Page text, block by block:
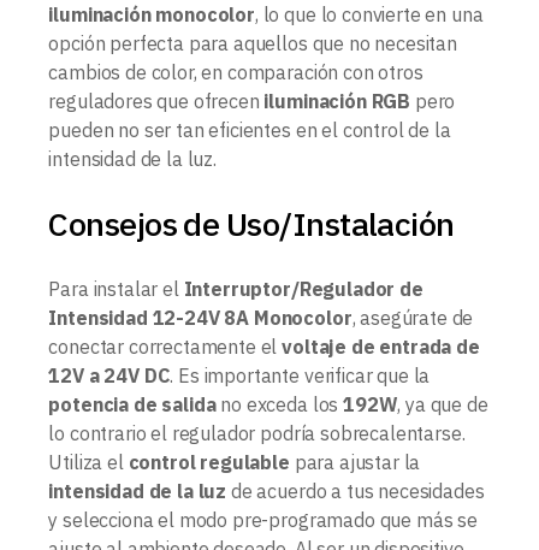
iluminación monocolor, lo que lo convierte en una
opción perfecta para aquellos que no necesitan
cambios de color, en comparación con otros
reguladores que ofrecen iluminación RGB pero
pueden no ser tan eficientes en el control de la
intensidad de la luz.
Consejos de Uso/Instalación
Para instalar el Interruptor/Regulador de
Intensidad 12-24V 8A Monocolor, asegúrate de
conectar correctamente elvoltaje de entrada de
12V a 24V DC. Es importante verificar que la
potencia de salidano exceda los192W, ya que de
lo contrario el regulador podría sobrecalentarse.
Utiliza el control regulable para ajustar la
intensidad de la luz de acuerdo a tus necesidades
y selecciona el modo pre-programado que más se